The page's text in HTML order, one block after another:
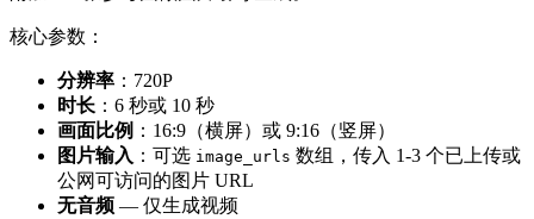
核心参数：
分辨率 ：720P
时长 ：6 秒或 10 秒
画面比例 ：16:9（横屏）或 9:16（竖屏）
图片输入 ：可选 image_urls 数组，传入 1-3 个已上传或
公网可访问的图片 URL
无音频 — 仅生成视频